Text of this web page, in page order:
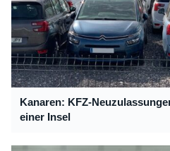
Kanaren: KFZ-
einer Insel